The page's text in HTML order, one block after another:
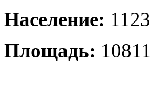
Население:
Площадь: